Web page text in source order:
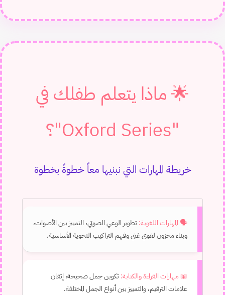
🌟 ماذا يتعلم طفلك في
"Oxford Series"؟
خريطة المهارات التي نبنيها معاً خطوةً بخطوة
🗣️ المهارات اللغوية:تطوير الوعي الصوتي، التمييز بين الأصوات،
وبناء مخزون لغوي غني وفهم التراكيب النحوية الأساسية.
📖 مهارات القراءة والكتابة:تكوين جمل صحيحة، إتقان
علامات الترقيم، والتمييز بين أنواع الجمل المختلفة.